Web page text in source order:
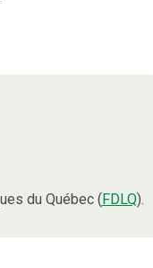
du Québec (FDLQ).